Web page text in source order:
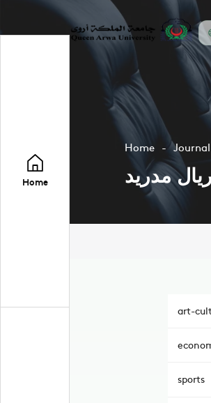
Home
Home Journal
مدريد
art-
sports